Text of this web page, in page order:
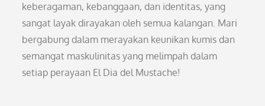
keberagaman, kebanggaan, dan identitas, yang
sangat layak dirayakan oleh semua kalangan. Mari
bergabung dalam merayakan keunikan kumis dan
semangat maskulinitas yang melimpah dalam
setiap perayaan El Dia del Mustache!